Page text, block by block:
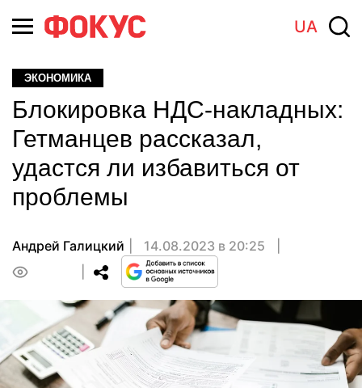
UA
ЭКОНОМИКА
Блокировка НДС-накладных:
Гетманцев рассказал,
удастся ли избавиться от
проблемы
Андрей Галицкий
14.08.2023 в 20:25